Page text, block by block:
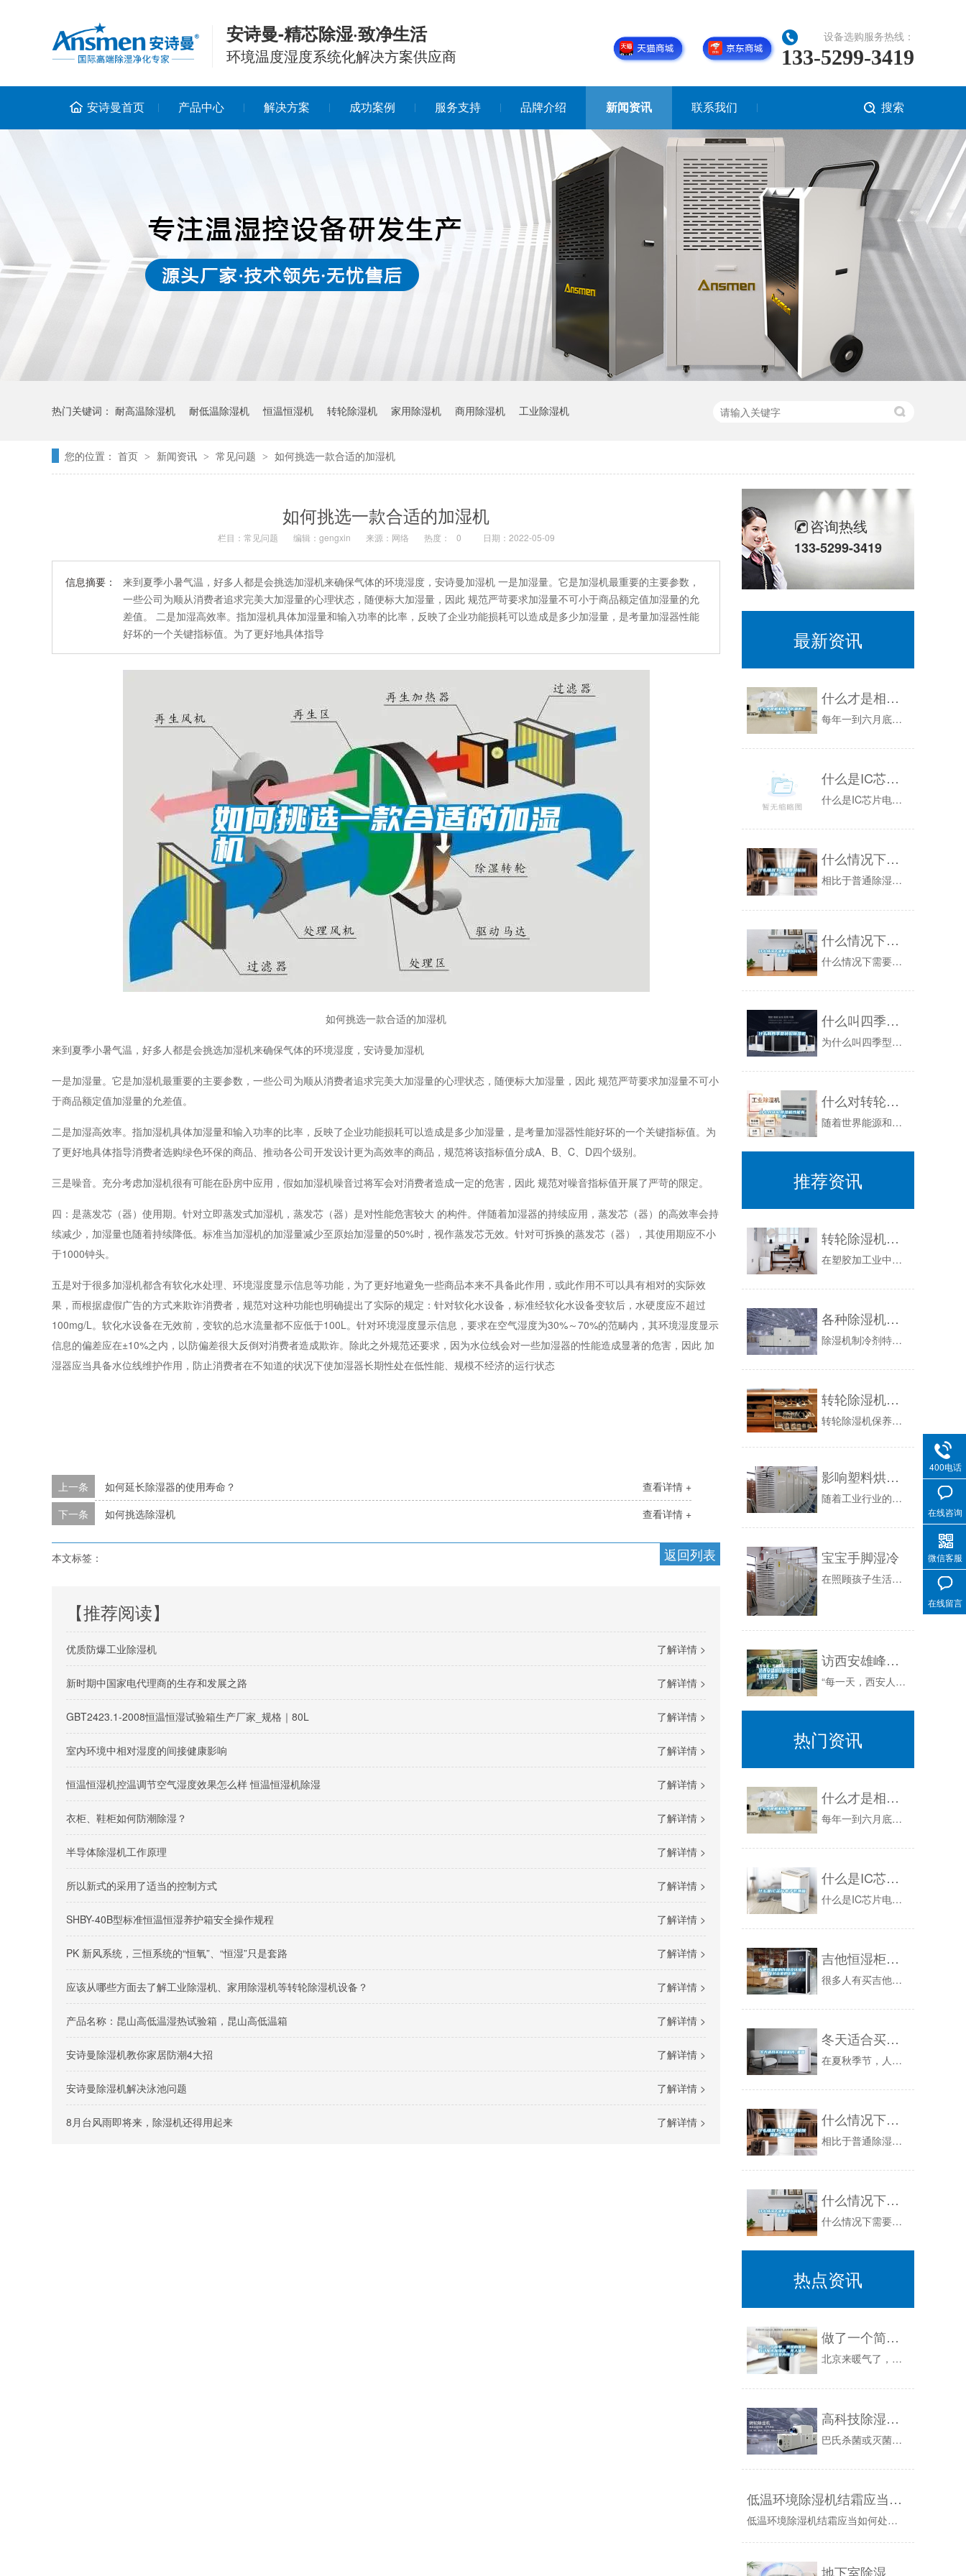
搜索
安诗曼-精芯除湿·致净生活
环境温度湿度系统化解决方案供应商
设备选购服务热线：
133-5299-3419
安诗曼首页 产品中心 解决方案 成功案例 服务支持 品牌介绍 新闻资讯 联系我们
热门关键词： 耐高温除湿机 耐低温除湿机 恒温恒湿机 转轮除湿机 家用除湿机 商用除湿机 工业除湿机
您的位置： 首页 > 新闻资讯 > 常见问题 > 如何挑选一款合适的加湿机
如何挑选一款合适的加湿机
栏目： 常见问题 编辑：gengxin 来源：网络 热度： 0 日期：2022-05-09
信息摘要：
来到夏季小暑气温，好多人都是会挑选加湿机来确保气体的环境湿度，安诗曼加湿机 一是加湿量。它是加湿机最重要的主要参数，
一些公司为顺从消费者追求完美大加湿量的心理状态，随便标大加湿量，因此 规范严苛要求加湿量不可小于商品额定值加湿量的允
差值。 二是加湿高效率。指加湿机具体加湿量和输入功率的比率，反映了企业功能损耗可以造成是多少加湿量，是考量加湿器性能
好坏的一个关键指标值。为了更好地具体指导
如何挑选一款合适的加湿机
来到夏季小暑气温，好多人都是会挑选加湿机来确保气体的环境湿度，安诗曼加湿机
一是加湿量。它是加湿机最重要的主要参数，一些公司为顺从消费者追求完美大加湿量的心理状态，随便标大加湿量，因此 规范严苛要求加湿量不可小
于商品额定值加湿量的允差值。
二是加湿高效率。指加湿机具体加湿量和输入功率的比率，反映了企业功能损耗可以造成是多少加湿量，是考量加湿器性能好坏的一个关键指标值。为
了更好地具体指导消费者选购绿色环保的商品、推动各公司开发设计更为高效率的商品，规范将该指标值分成A、B、C、D四个级别。
三是噪音。充分考虑加湿机很有可能在卧房中应用，假如加湿机噪音过将军会对消费者造成一定的危害，因此 规范对噪音指标值开展了严苛的限定。
四：是蒸发芯（器）使用期。针对立即蒸发式加湿机，蒸发芯（器）是对性能危害较大 的构件。伴随着加湿器的持续应用，蒸发芯（器）的高效率会持
续减少，加湿量也随着持续降低。标准当加湿机的加湿量减少至原始加湿量的50%时，视作蒸发芯无效。针对可拆换的蒸发芯（器），其使用期应不小
于1000钟头。
五是对于很多加湿机都含有软化水处理、环境湿度显示信息等功能，为了更好地避免一些商品本来不具备此作用，或此作用不可以具有相对的实际效
果，而根据虚假广告的方式来欺诈消费者，规范对这种功能也明确提出了实际的规定：针对软化水设备，标准经软化水设备变软后，水硬度应不超过
100mg/L。软化水设备在无效前，变软的总水流量都不应低于100L。针对环境湿度显示信息，要求在空气湿度为30%～70%的范畴内，其环境湿度显示
信息的偏差应在±10%之内，以防偏差很大反倒对消费者造成欺诈。除此之外规范还要求，因为水位线会对一些加湿器的性能造成显著的危害，因此 加
湿器应当具备水位线维护作用，防止消费者在不知道的状况下使加湿器长期性处在低性能、规模不经济的运行状态
查看详情 +
上一条
如何延长除湿器的使用寿命？
查看详情 +
下一条 如何挑选除湿机
返回列表
本文标签：
【推荐阅读】
了解详情 >
优质防爆工业除湿机
了解详情 >
新时期中国家电代理商的生存和发展之路
了解详情 >
GBT2423.1-2008恒温恒湿试验箱生产厂家_规格｜80L
了解详情 >
室内环境中相对湿度的间接健康影响
了解详情 >
恒温恒湿机控温调节空气湿度效果怎么样 恒温恒湿机除湿
了解详情 >
衣柜、鞋柜如何防潮除湿？
了解详情 >
半导体除湿机工作原理
了解详情 >
所以新式的采用了适当的控制方式
了解详情 >
SHBY-40B型标准恒温恒湿养护箱安全操作规程
了解详情 >
PK 新风系统，三恒系统的“恒氧”、“恒湿”只是套路
了解详情 >
应该从哪些方面去了解工业除湿机、家用除湿机等转轮除湿机设备？
了解详情 >
产品名称：昆山高低温湿热试验箱，昆山高低温箱
了解详情 >
安诗曼除湿机教你家居防潮4大招
了解详情 >
安诗曼除湿机解决泳池问题
了解详情 >
8月台风雨即将来，除湿机还得用起来
咨询热线
133-5299-3419
最新资讯
什么才是相机科学防潮的正确方法
每年一到六月底七月初的时候，全国各地都会开启“下雨模式”。就连笔者所处的以缺水著称的帝都，这两天也是阴雨连绵。什么东西一多了也都受不了，这雨...
什么是IC芯片电子防潮箱
什么是IC芯片电子防潮箱？电子芯片除湿方法是近年来一种新的工作原理，也可称为冷冻芯片霜水除湿方法，该技术***早来自美国航天技术制冷芯片，具...
什么情况下才需要转轮除湿机？_重复
相比于普通除湿机，转轮除湿机的优势尤其明显，它的除湿量更大，效率更高可以连续提供低露点干空气，是众多行业的首选除湿设备。但是，转轮除湿机的成...
什么情况下需要用到转轮除湿机？
什么情况下需要用到转轮除湿机？_轮转除湿机组的中心构造为一个不断滚动的蜂窝状枯燥轮。转轮是除湿机中启动吸收水分的作用，它的介质是由几种特别的...
什么叫四季型转轮除湿机
为什么叫四季型转轮除湿机?从字面上看，就是一年四季都适用，包括华东地区冬天冷、夏天热、黄霉天等任何条件下。四季型转轮除湿机是将单独转轮型和单...
什么对转轮除湿机性能有影响
随着世界能源和环境问题的进一步突出，除湿供冷技术的优越性开始被人们认识并且逐步得到发展，转轮除湿机是除湿供冷空调技术中的关键设备，全面了解其...
推荐资讯
转轮除湿机在塑胶加工中的作用
在塑胶加工业中，产品经常会出现气泡、裂纹、硬度不足、韧性差、表面光泽差等一系列问题。造成这一系列问题的原因是PP、PE、PA、ABS等原料的...
各种除湿机制冷剂的特点和性能
除湿机制冷剂特性(以R22做为基准):除湿机使用R407C:R32/R125/R134a23/25/52wt%??7.1K1)与R22相比，...
转轮除湿机的基本维护
转轮除湿机保养维护：1、转轮除湿机之出入风口不得有阻碍物挡住，滤气网应清理干净。2、转轮除湿机应置于室内中央位置。3、冷凝器应该时常清洗，保...
影响塑料烘干机选购价格的因素有哪些？
随着工业行业的快速发展，对于塑料烘干机的需求日益增加，这就使得塑料烘干机厂家也越来越多，而在选购塑料烘干机时，由于过多的厂家，不知如何选择，...
宝宝手脚湿冷
在照顾孩子生活起居的时候，家长经常出现的一个误区就是，摸一下孩子手脚发凉，就赶快给孩子多穿一些衣服。这样做的结果反而是让孩子捂太多，尤其是婴...
访西安雄峰印刷包装公司总经理王志华
“每一天，西安人都要和我们雄峰印刷打交道。”西安雄峰印刷包装有限公司总经理王志华指着展架上一排排中国著名企业的商标和包装，自豪地说给记者听：...
热门资讯
什么才是相机科学防潮的正确方法
每年一到六月底七月初的时候，全国各地都会开启“下雨模式”。就连笔者所处的以缺水著称的帝都，这两天也是阴雨连绵。什么东西一多了也都受不了，这雨...
什么是IC芯片电子防潮箱
什么是IC芯片电子防潮箱？电子芯片除湿方法是近年来一种新的工作原理，也可称为冷冻芯片霜水除湿方法，该技术***早来自美国航天技术制冷芯片，具...
吉他恒湿柜的作用及环境湿度对吉他的影响
很多人有买吉他的想法只是因为在某些时候脑袋发热，这在弹吉他的人中占了大多数。购买时，在电商平台上往往只买一个几千到几百的电吉他玩玩练手。在这...
冬天适合买除湿机吗_重复
在夏秋季节，人们最苦恼的便是家里潮湿，造成衣物、书籍都受潮，霉变，给生活带来了很大的不便。从而使得除湿机成了人们热捧的电器。随着秋冬季节的到...
什么情况下才需要转轮除湿机？_重复
相比于普通除湿机，转轮除湿机的优势尤其明显，它的除湿量更大，效率更高可以连续提供低露点干空气，是众多行业的首选除湿设备。但是，转轮除湿机的成...
什么情况下需要用到转轮除湿机？
什么情况下需要用到转轮除湿机？_轮转除湿机组的中心构造为一个不断滚动的蜂窝状枯燥轮。转轮是除湿机中启动吸收水分的作用，它的介质是由几种特别的...
热点资讯
做了一个简单、美观的智能自动加水加湿器，无人值守保持室内恒湿
北京来暖气了，室内湿度急剧下降。在北方暖气房里生活过的人应该都深刻体会过鼻子冒火、全身脱皮、到处静电的感觉，只有将室内湿度提高到50%以上才...
高科技除湿系统减少了干燥时间，让环境更美好
巴氏杀菌或灭菌的塑料和其他材料的一次和二次包装必须可靠地干燥，以便随后进行印刷，贴标签，最终包装或进一步加工。为了避免干燥成为生产中的瓶颈，...
低温环境除湿机结霜应当如何处理，如何解决？
低温环境除湿机结霜应当如何处理，如何解决？首先，应该明确的一点是，除湿机在工作运行中出现结冰现象，不是除湿机的故障，是因为在低温环境下工作，...
400电话
在线咨询
微信客服
在线留言